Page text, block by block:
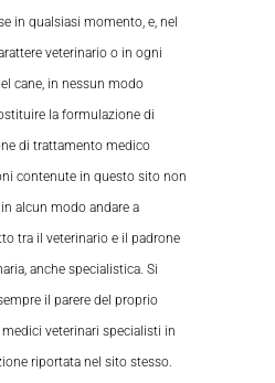
in qualsiasi momento, e, nel
veterinario o in ogni
cane, in nessun modo
la formulazione di
di trattamento medico
contenute in questo sito non
alcun modo andare a
tra il veterinario e il padrone
anche specialistica. Si
il parere del proprio
veterinari specialisti in
riportata nel sito stesso.